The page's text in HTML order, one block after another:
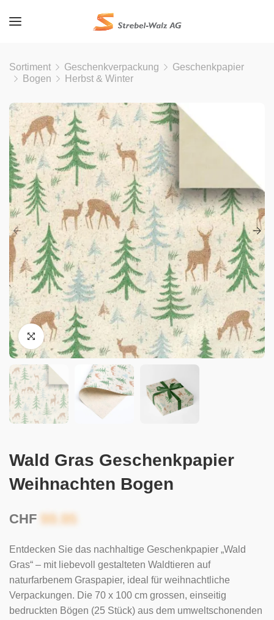
Sortiment Geschenkverpackung
Geschenkpapier
Bogen
Herbst & Winter
Wald Gras Geschenkpapier
Weihnachten Bogen
CHF
Entdecken Sie das nachhaltige Geschenkpapier „Wald
Gras“ – mit liebevoll gestalteten Waldtieren auf
naturfarbenem Graspapier, ideal für weihnachtliche
Verpackungen. Die 70 x 100 cm grossen, einseitig
bedruckten Bögen (25 Stück) aus dem umweltschonenden